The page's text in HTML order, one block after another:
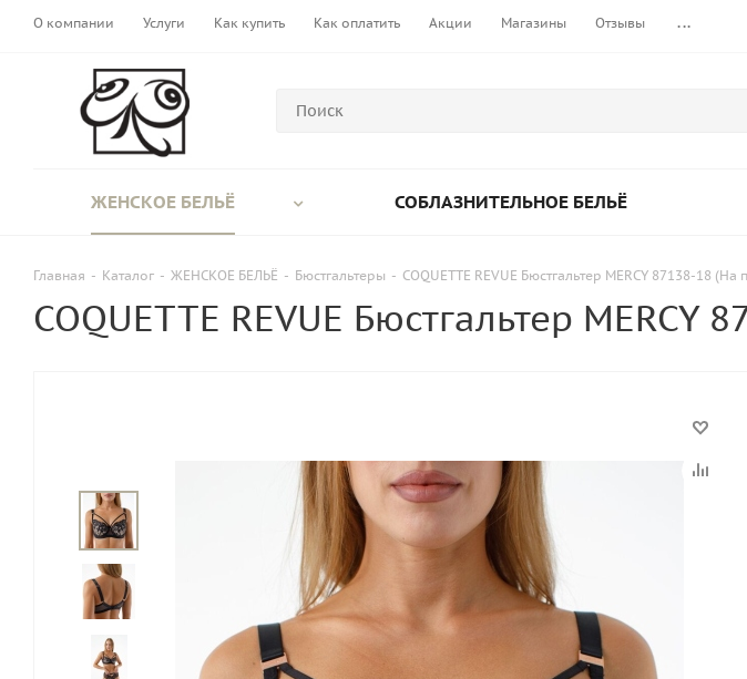
О компании Услуги Как купить Как оплатить Акции Магазины Отзывы ...
ЖЕНСКОЕ БЕЛЬЁ СОБЛАЗНИТЕЛЬНОЕ БЕЛЬЁ
Главная - Каталог - ЖЕНСКОЕ БЕЛЬЁ - Бюстгальтеры - COQUETTE REVUE Бюстгальтер MERCY 87138-18
COQUETTE REVUE Бюстгальтер